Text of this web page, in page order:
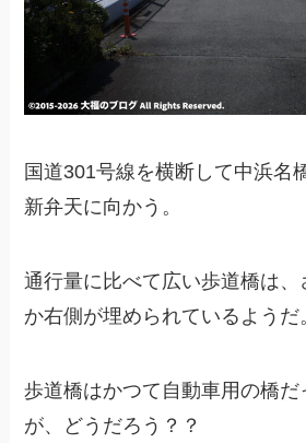
国道301号線を横断して中浜名
新弁天に向かう。
通行量に比べて広い歩道橋は
か右側が埋められているようだ
歩道橋はかつて自動車用の橋だ
が、どうだろう？？